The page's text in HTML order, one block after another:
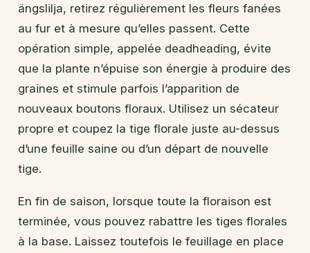
ängslilja, retirez régulièrement les fleurs fanées
au fur et à mesure qu’elles passent. Cette
opération simple, appelée deadheading, évite
que la plante n’épuise son énergie à produire des
graines et stimule parfois l’apparition de
nouveaux boutons floraux. Utilisez un sécateur
propre et coupez la tige florale juste au-dessus
d’une feuille saine ou d’un départ de nouvelle
tige.
En fin de saison, lorsque toute la floraison est
terminée, vous pouvez rabattre les tiges florales
à la base. Laissez toutefois le feuillage en place